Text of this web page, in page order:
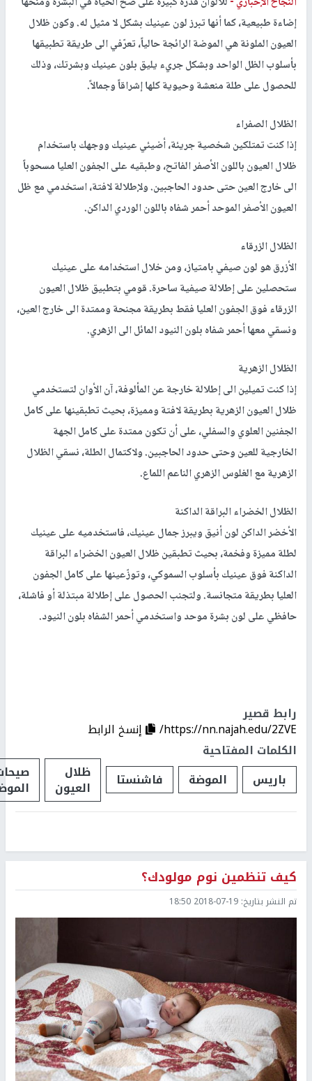
إضاءة طبيعية، كما أنها تبرز لون عينيك بشكل لا مثيل له. وكون ظلال
العيون الملونة هي الموضة الرائجة حالياً، تعرّفي الى طريقة تطبيقها
بأسلوب الظل الواحد وبشكل جريء يليق بلون عينيك وبشرتك، وذلك
للحصول على طلة منعشة وحيوية كلها إشراقاً وجمالاً.
الظلال الصفراء
إذا كنت تمتلكين شخصية جريئة، أضيئي عينيك ووجهك باستخدام
ظلال العيون باللون الأصفر الفاتح، وطبقيه على الجفون العليا مسحوباً
الى خارج العين حتى حدود الحاجبين. ولإطلالة لافتة، استخدمي مع ظل
العيون الأصفر الموحد أحمر شفاه باللون الوردي الداكن.
الظلال الزرقاء
الأزرق هو لون صيفي بامتياز، ومن خلال استخدامه على عينيك
ستحصلين على إطلالة صيفية ساحرة. قومي بتطبيق ظلال العيون
الزرقاء فوق الجفون العليا فقط بطريقة مجنحة وممتدة الى خارج العين،
ونسقي معها أحمر شفاه بلون النيود المائل الى الزهري.
الظلال الزهرية
إذا كنت تميلين الى إطلالة خارجة عن المألوفة، آن الأوان لتستخدمي
ظلال العيون الزهرية بطريقة لافتة ومميزة، بحيث تطبقينها على كامل
الجفنين العلوي والسفلي، على أن تكون ممتدة على كامل الجهة
الخارجية للعين وحتى حدود الحاجبين. ولاكتمال الطلة، نسقي الظلال
الزهرية مع الغلوس الزهري الناعم اللماع.
الظلال الخضراء البراقة الداكنة
الأخضر الداكن لون أنيق ويبرز جمال عينيك، فاستخدميه على عينيك
لطلة مميزة وفخمة، بحيث تطبقين ظلال العيون الخضراء البراقة
الداكنة فوق عينيك بأسلوب السموكي، وتوزّعينها على كامل الجفون
العليا بطريقة متجانسة. ولتجنب الحصول على إطلالة مبتذلة أو فاشلة،
حافظي على لون بشرة موحد واستخدمي أحمر الشفاه بلون النيود.
رابط قصير
https://nn.najah.edu/2ZVE/
إنسخ الرابط
الكلمات المفتاحية
باريس
الموضة فاشنستا ظلال
العيون
كيف تنظمين نوم مولودك؟
تم النشر بتاريخ: 2018-07-19 18:50